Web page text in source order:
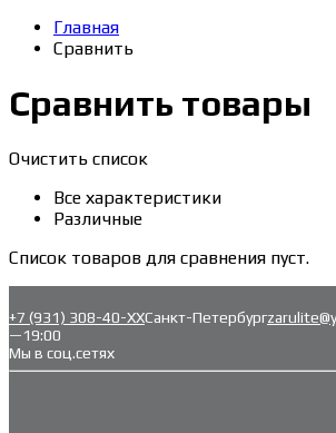
Главная
Сравнить
Сравнить товары
Очистить список
Все характеристики
Различные
Список товаров для сравнения пуст.
+7 (931) 308-40-ХХСанкт-Петербург
—19:00
Мы в соц.сетях